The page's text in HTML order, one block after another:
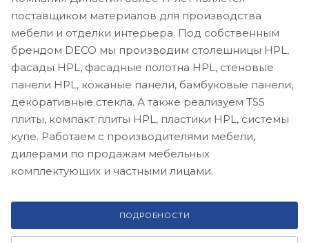
поставщиком материалов для производства
мебели и отделки интерьера. Под собственным
брендом DECO мы производим столешницы HPL,
фасады HPL, фасадные полотна HPL, стеновые
панели HPL, кожаные панели, бамбуковые панели,
декоративные стекла. А также реализуем TSS
плиты, компакт плиты HPL, пластики HPL, системы
купе. Работаем с производителями мебели,
дилерами по продажам мебельных
комплектующих и частными лицами.
ПОДРОБНОСТИ